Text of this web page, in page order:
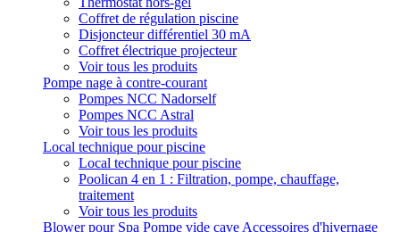
Coffret de régulation piscine
Disjoncteur différentiel 30 mA
Coffret électrique projecteur
Voir tous les produits
Pompe nage à contre-courant
Pompes NCC Nadorself
Pompes NCC Astral
Voir tous les produits
Local technique pour piscine
Local technique pour piscine
Poolican 4 en 1 : Filtration, pompe, chauffage,
traitement
Voir tous les produits
Blower pour Spa Pompe vide cave Accessoires d'hivernage